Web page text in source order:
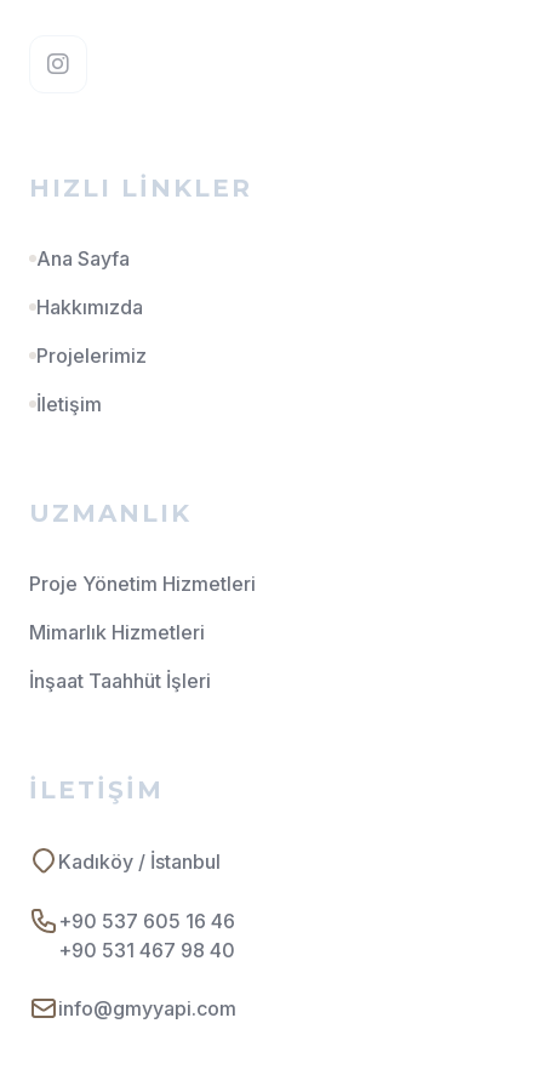
HIZLI LINKLER
Ana Sayfa
Hakkımızda
Projelerimiz
İletişim
UZMANLIK
Proje Yönetim Hizmetleri
Mimarlık Hizmetleri
İnşaat Taahhüt İşleri
İLETIŞIM
Kadıköy / İstanbul
+90 537 605 16 46
+90 531 467 98 40
info@gmyyapi.com